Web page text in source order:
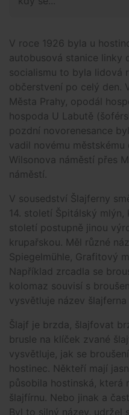
V roce 1926 byla u
autobusová stanice linky
socialismu to byla lidová
občerstvení po celý den.
Města Prahy, opodál
hospoda U Labutě
pozdní novorenesance
vadil novému
Wilsonova náměstí přes
náměstí.
V sousedství Šlajferny
14. století Špitálský
století postupně jinou
krupařskou. Měl různé
Spiegelmühle, Grafitový
Například zrcadla se
kolomaz souvisí s
vysvětluje název
Šlajf je brzda, šlajfovat
brusle na klíček zvané
vysvětluje, jak se
hostinec. Někteří mají
působila hostinská, která
šlajfírnu. Nebo jinak a
Byl to silný název, udržel